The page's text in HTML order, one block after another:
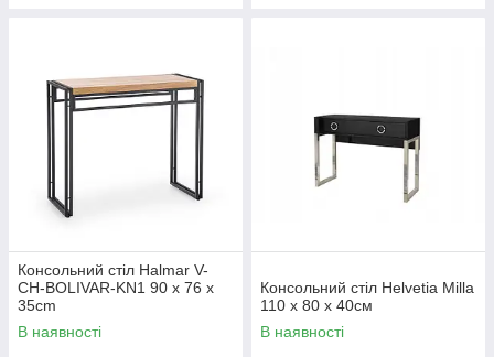
Консольний стіл Halmar V-
CH-BOLIVAR-KN1 90 x 76 x
35cm
В наявності
Консольний стіл Helvetia Milla
110 х 80 х 40см
В наявності